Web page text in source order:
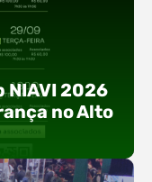
NIAVI 2026
no Alto